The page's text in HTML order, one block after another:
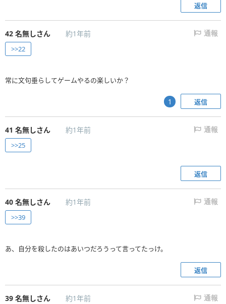
返信
42 名無しさん 約1年前 通報
>>22
常に文句垂らしてゲームやるの楽しいか？
返信
1
41 名無しさん 約1年前 通報
>>25
返信
40 名無しさん 約1年前 通報
>>39
あ、自分を殺したのはあいつだろうって言ってたっけ。
返信
39 名無しさん 約1年前 通報